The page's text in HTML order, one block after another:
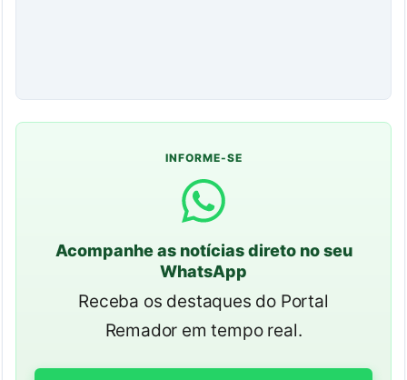
INFORME-SE
Acompanhe as notícias direto no seu
WhatsApp
Receba os destaques do Portal
Remador em tempo real.